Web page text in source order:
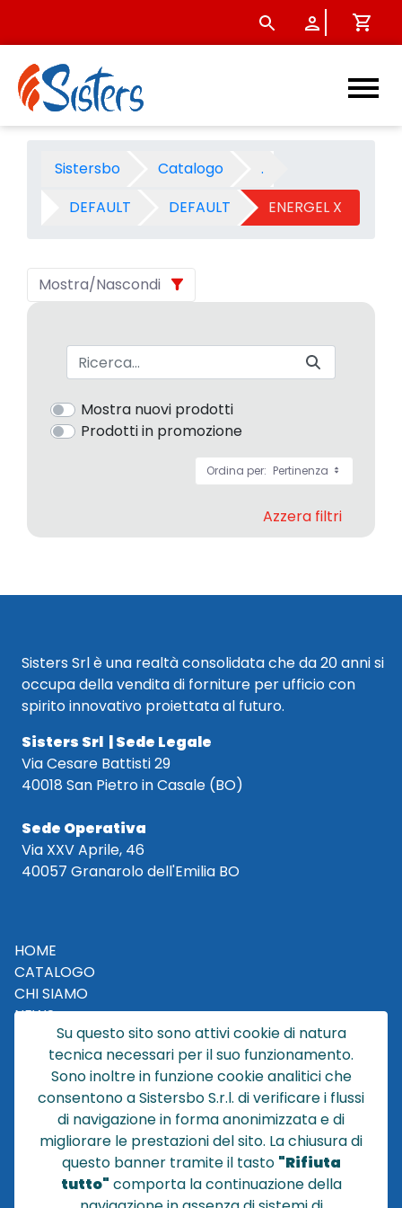
ENERGEL X - Categoria -
Sistersbo Catalogo
.
DEFAULT
DEFAULT ENERGEL X
Mostra/Nascondi
Barra di ricerca
Mostra nuovi prodotti
Prodotti in promozione
Ordina per: Pertinenza
Azzera filtri
Sisters Srl è una realtà consolidata che da 20 anni si
occupa della vendita di forniture per ufficio con
spirito innovativo proiettata al futuro.
Sisters Srl | Sede Legale
Via Cesare Battisti 29
40018 San Pietro in Casale (BO)
Sede Operativa
Via XXV Aprile, 46
40057 Granarolo dell'Emilia BO
HOME
CATALOGO
CHI SIAMO
NEWS
CONTATTACI
CONDIZIONI DI VENDITA
POLICY PRIVACY
NOTE LEGALI
Cookie
Su questo sito sono attivi cookie di natura
tecnica necessari per il suo funzionamento.
Sono inoltre in funzione cookie analitici che
consentono a Sistersbo S.r.l. di verificare i flussi
di navigazione in forma anonimizzata e di
migliorare le prestazioni del sito. La chiusura di
questo banner tramite il tasto "Rifiuta
tutto" comporta la continuazione della